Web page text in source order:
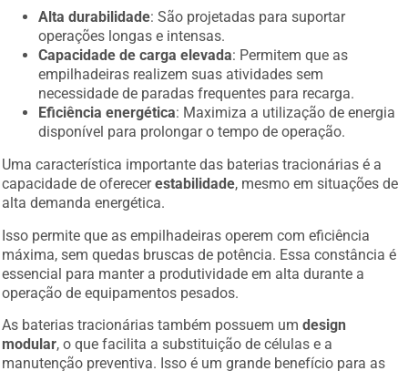
Alta durabilidade: São projetadas para suportar
operações longas e intensas.
Capacidade de carga elevada: Permitem que as
empilhadeiras realizem suas atividades sem
necessidade de paradas frequentes para recarga.
Eficiência energética: Maximiza a utilização de energia
disponível para prolongar o tempo de operação.
Uma característica importante das baterias tracionárias é a
capacidade de oferecer estabilidade , mesmo em situações de
alta demanda energética.
Isso permite que as empilhadeiras operem com eficiência
máxima, sem quedas bruscas de potência. Essa constância é
essencial para manter a produtividade em alta durante a
operação de equipamentos pesados.
As baterias tracionárias também possuem um design
modular , o que facilita a substituição de células e a
manutenção preventiva. Isso é um grande benefício para as